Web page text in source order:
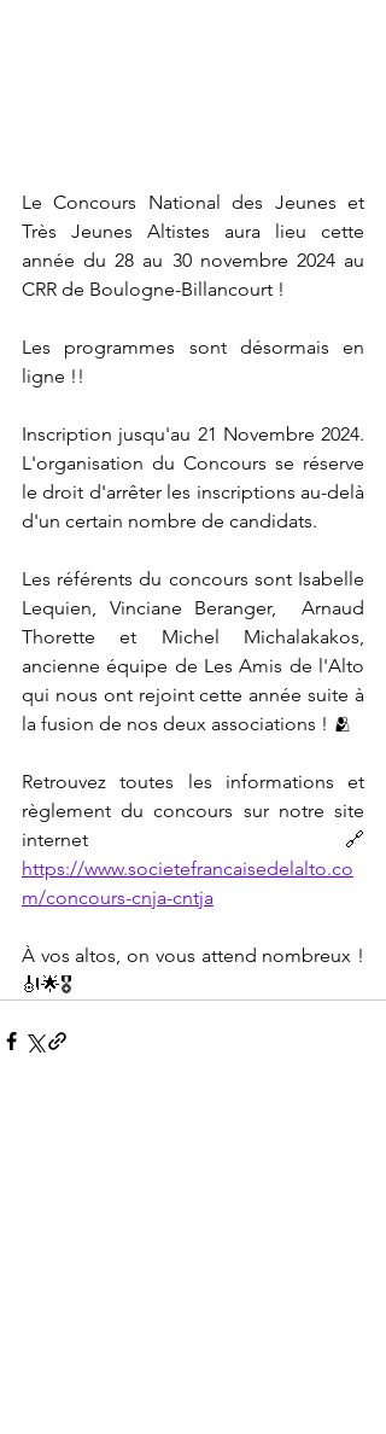
Le Concours National des Jeunes et
Très Jeunes Altistes aura lieu cette
année du 28 au 30 novembre 2024 au
CRR de Boulogne-Billancourt !
Les programmes sont désormais en
ligne !!
Inscription jusqu'au 21 Novembre 2024.
L'organisation du Concours se réserve
le droit d'arrêter les inscriptions au-delà
d'un certain nombre de candidats.
Les référents du concours sont Isabelle
Lequien, Vinciane Beranger,  Arnaud
Thorette et Michel Michalakakos,
ancienne équipe de Les Amis de l'Alto
qui nous ont rejoint cette année suite à
la fusion de nos deux associations ! 🫂
Retrouvez toutes les informations et
règlement du concours sur notre site
https://www.societefrancaisedelalto.co
m/concours-cnja-cntja
À vos altos, on vous attend nombreux !
🎻🌟🎖️